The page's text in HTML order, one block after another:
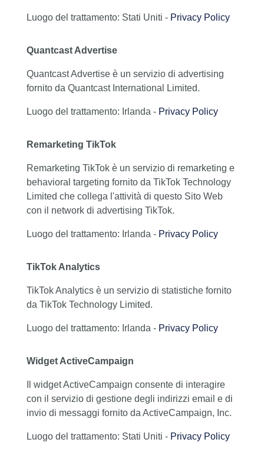
Luogo del trattamento: Stati Uniti - Privacy Policy
Quantcast Advertise
Quantcast Advertise è un servizio di advertising
fornito da Quantcast International Limited.
Luogo del trattamento: Irlanda - Privacy Policy
Remarketing TikTok
Remarketing TikTok è un servizio di remarketing e
behavioral targeting fornito da TikTok Technology
Limited che collega l'attività di questo Sito Web
con il network di advertising TikTok.
Luogo del trattamento: Irlanda - Privacy Policy
TikTok Analytics
TikTok Analytics è un servizio di statistiche fornito
da TikTok Technology Limited.
Luogo del trattamento: Irlanda - Privacy Policy
Widget ActiveCampaign
Il widget ActiveCampaign consente di interagire
con il servizio di gestione degli indirizzi email e di
invio di messaggi fornito da ActiveCampaign, Inc.
Luogo del trattamento: Stati Uniti - Privacy Policy